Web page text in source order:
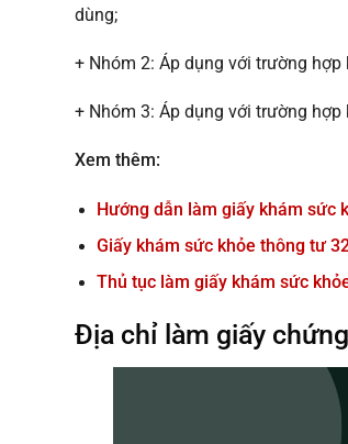
dùng;
+ Nhóm 2: Áp dụng với trường
+ Nhóm 3: Áp dụng với trường hợp
Xem thêm:
Hướng dẫn làm giấy khám sức
Giấy khám sức khỏe thông tư
Thủ tục làm giấy khám sức
Địa chỉ làm giấy